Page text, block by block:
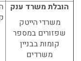
הובלת משרד ענק
משרדי הייטק
שפזורים במספר
קומות בבניין
משרדים